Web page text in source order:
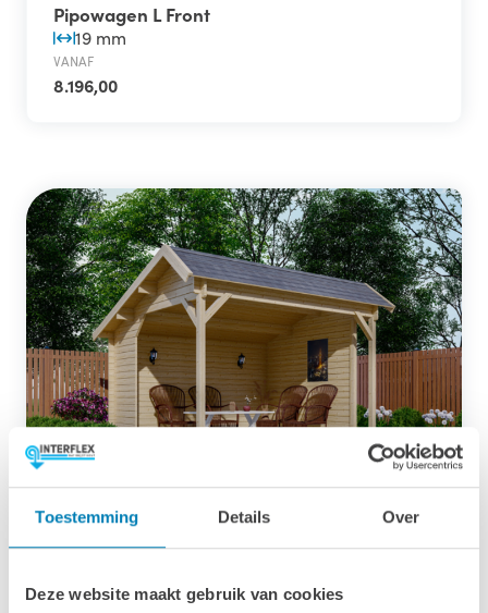
Toestemming Details Over
Deze website maakt gebruik van cookies
Pipowagen L Front
19 mm
VANAF
8.196,00
10.8m²
3832
2.192,00